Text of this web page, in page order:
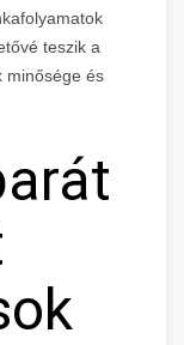
teszik a
minősége és